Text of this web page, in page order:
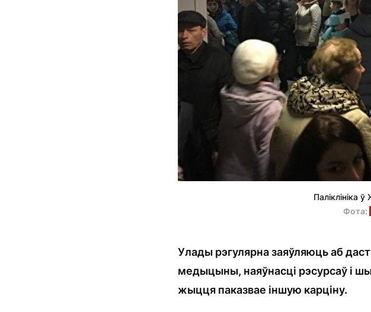
Паліклініка
Фота:
Улады рэгулярна заяўляюць аб
медыцыны, наяўнасці рэсурсаў і
жыцця паказвае іншую карціну.